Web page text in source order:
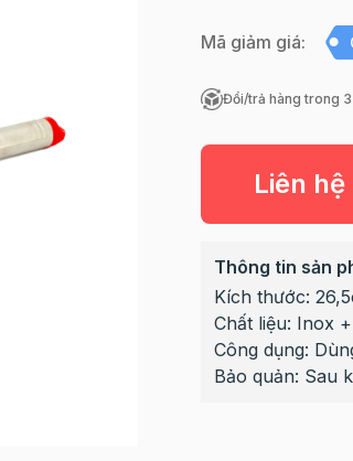
Mã giảm giá:
Đổi/trả hàng trong
Liên
Thông tin sản
Kích thước:
Chất liệu: Inox
Công dụng:
Bảo quản: Sau